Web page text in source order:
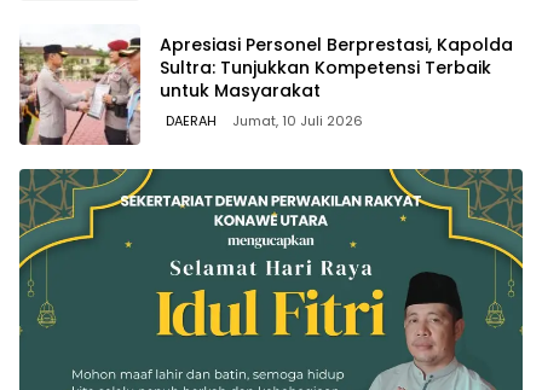
Apresiasi Personel Berprestasi, Kapolda
Sultra: Tunjukkan Kompetensi Terbaik
untuk Masyarakat
DAERAH Jumat, 10 Juli 2026